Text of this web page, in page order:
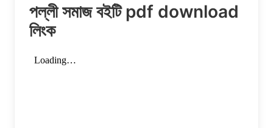
পল্লী সমাজ বইটি pdf download
লিংক